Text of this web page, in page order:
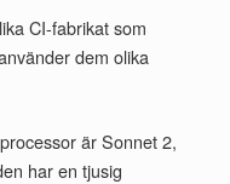
CI-fabrikat som
dem olika
är Sonnet 2,
har en tjusig